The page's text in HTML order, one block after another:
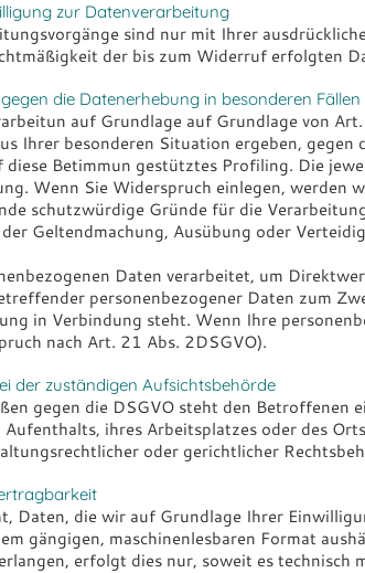
zur Datenverarbeitung
sind nur mit Ihrer
der bis zum Widerruf erfolgten
die Datenerhebung in besonderen
auf Grundlage auf Grundlage von
Ihrer besonderen Situation ergeben,
Betimmun gestütztes Profiling. Die
Wenn Sie Widerspruch einlegen, werden
schutzwürdige Gründe für die
Geltendmachung, Ausübung oder
Daten verarbeitet, um
personenbezogener Daten zum
in Verbindung steht. Wenn Ihre
nach Art. 21 Abs. 2DSGVO).
der zuständigen Aufsichts­behörde
gegen die DSGVO steht den
ihres Arbeitsplatzes oder des
oder gerichtlicher
Daten, die wir auf Grundlage Ihrer
gängigen, maschinenlesbaren Format
erfolgt dies nur, soweit es technisch